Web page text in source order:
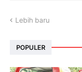
Lebih baru
POPULER